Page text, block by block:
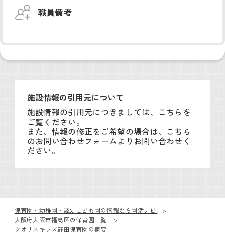
職員備考
施設情報の引用元について
施設情報の引用元につきましては、 こちら を
ご覧ください。
また、情報の修正をご希望の場合は、こちら
のお問い合わせフォームよりお問い合わせく
ださい。
保育園・幼稚園・認定こども園の情報なら園活ナビ
大阪府大阪市福島区の保育園一覧
クオリスキッズ野田保育園の概要